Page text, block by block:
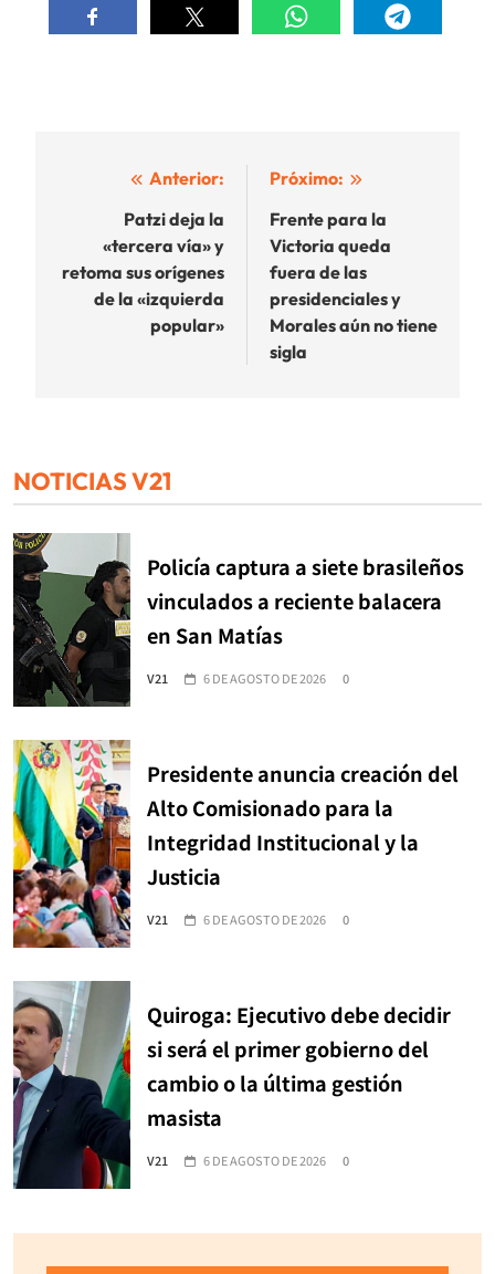
Navegación
entradas
Anterior:
Patzi deja la
«tercera vía» y
retoma sus orígenes
de la «izquierda
popular»
Próximo:
Frente para la
Victoria queda
fuera de las
presidenciales y
Morales aún no tiene
sigla
NOTICIAS V21
Policía captura a siete brasileños
vinculados a reciente balacera
en San Matías
V21 6 DE AGOSTO DE 2026 0
Presidente anuncia creación del
Alto Comisionado para la
Integridad Institucional y la
Justicia
V21 6 DE AGOSTO DE 2026 0
Quiroga: Ejecutivo debe decidir
si será el primer gobierno del
cambio o la última gestión
masista
V21 6 DE AGOSTO DE 2026 0